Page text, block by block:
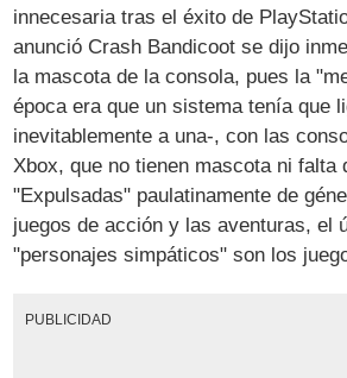
innecesaria tras el éxito de
anunció Crash Bandicoot se dijo
la mascota de la consola, pues la
época era que un sistema tenía que
inevitablemente a una-, con las
Xbox, que no tienen mascota ni falta
"Expulsadas" paulatinamente de
juegos de acción y las aventuras, el
"personajes simpáticos" son los
PUBLICIDAD